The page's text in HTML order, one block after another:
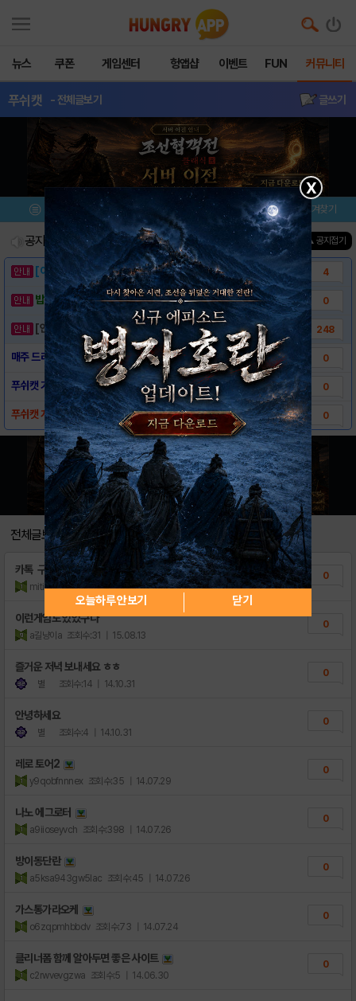
뉴스 쿠폰 게임센터 헝앱샵 이벤트 FUN 커뮤니티
푸쉬캣 - 전체글보기 글쓰기
이벤트/미션 설치/평가 즐겨찾기
공지사항 진행중인 이벤트0 건 ▲ 공지접기
[이벤트] 웃음으로 매일매일 해피! 유머 게시.. 4
밥알이의 헝앱통신 ⑲ “밥알이, 드디어 멀티를.. 0
[안내] 헝그리앱 필수 상식! 밥알 획득 안내.. 248
매주 드리는 푸쉬캣 이벤트 0
푸쉬캣 기본 조작 방법 0
푸쉬캣 게임 소개 및 다운로드 0
전체글보기
카톡 구글정보이용료현금화 어렵지않아요≠
mitidxm 조회수:7 | 21.06.28
0
이런게임도 있었구나
a길냥이a 조회수:31 | 15.08.13
0
즐거운 저녁 보내세요 ㅎㅎ
별 조회수:14 | 14.10.31
0
안녕하세요
별 조회수:4 | 14.10.31
0
레로 토어2
y9qobfnnnex 조회수:35 | 14.07.29
0
나노 에그로터
a9iioseyvch 조회수:398 | 14.07.26
0
방이동단란
a5ksa943gw5lac 조회수:45 | 14.07.26
0
가스통가라오케
o6zqpmhbbdv 조회수:73 | 14.07.24
0
클리너폼 함께 알아두면 좋은 사이트
c2rwvevgzwa 조회수:5 | 14.06.30
0
X
오늘하루 안보기 닫기